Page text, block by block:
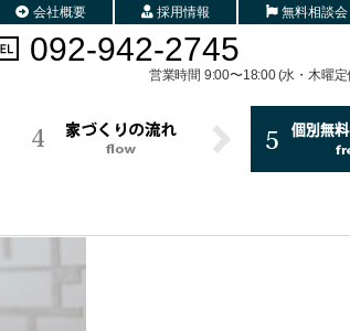
会社概要 採用情報 無料相談会
092-942-2745
営業時間 9:00〜18:00 (水・木曜定